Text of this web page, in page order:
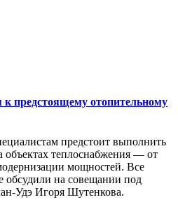
к предстоящему отопительному
предстоит выполнить
объектах теплоснабжения — от
мощностей. Все
обсудили на совещании под
Удэ Игоря Шутенкова.